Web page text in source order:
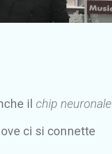
il chip neuronale
ci si connette